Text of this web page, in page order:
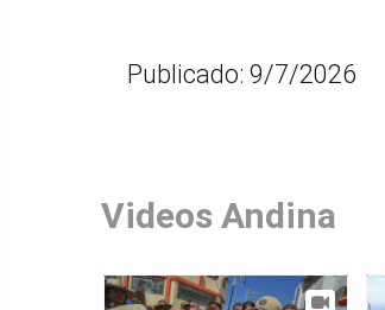
Publicado: 9/7/2026
Videos Andina